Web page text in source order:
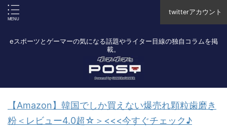
twitterアカウント
eスポーツとゲーマーの気になる話題やライター目線の独自コラムを掲
載。
【Amazon】韓国でしか買えない爆売れ顆粒歯磨き
粉＜レビュー4.0超☆＞<<<今すぐチェック♪